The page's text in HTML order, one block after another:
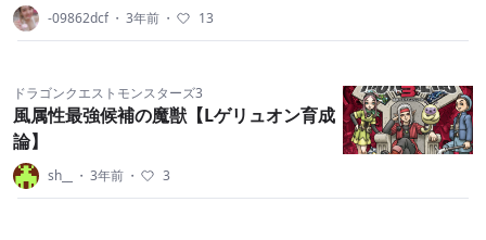
-09862dcf ・ 3年前 ・ 13
ドラゴンクエストモンスターズ3
風属性最強候補の魔獣【Lゲリュオン育成
論】
sh__ ・ 3年前 ・ 3